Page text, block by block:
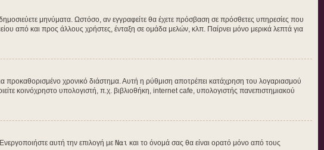
μηνύματα. Ωστόσο, αν εγγραφείτε θα έχετε πρόσβαση σε πρόσθετες υπηρεσίες που
από και προς άλλους χρήστες, ένταξη σε ομάδα μελών, κλπ. Παίρνει μόνο μερικά λεπτά για
προκαθορισμένο χρονικό διάστημα. Αυτή η ρύθμιση αποτρέπει κατάχρηση του λογαριασμού
κοινόχρηστο υπολογιστή, π.χ. βιβλιοθήκη, internet cafe, υπολογιστής πανεπιστημιακού
αυτή την επιλογή με Ναι και το όνομά σας θα είναι ορατό μόνο από τους